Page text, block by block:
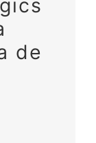
de